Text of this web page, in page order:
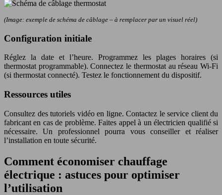
(Image: exemple de schéma de câblage – à remplacer par un visuel réel)
Configuration initiale
Réglez la date et l’heure. Programmez les plages horaires (si
thermostat programmable). Connectez le thermostat au réseau Wi-Fi
(si thermostat connecté). Testez le fonctionnement du dispositif.
Ressources utiles
Consultez des tutoriels vidéo en ligne. Contactez le service client du
fabricant en cas de problème. Faites appel à un électricien qualifié si
nécessaire. Un professionnel pourra vous conseiller et réaliser
l’installation en toute sécurité.
Comment économiser chauffage
électrique : astuces pour optimiser
l’utilisation